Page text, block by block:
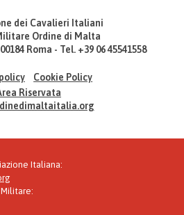
dei Cavalieri Italiani
Ordine di Malta
Roma - Tel. +39 06 45541558
Cookie Policy
Riservata
Italiana: